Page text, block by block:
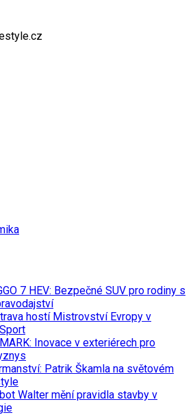
7 HEV: Bezpečné SUV pro rodiny s
hostí Mistrovství Evropy v
Sport
Inovace v exteriérech pro
Patrik Škamla na světovém
Walter mění pravidla stavby v